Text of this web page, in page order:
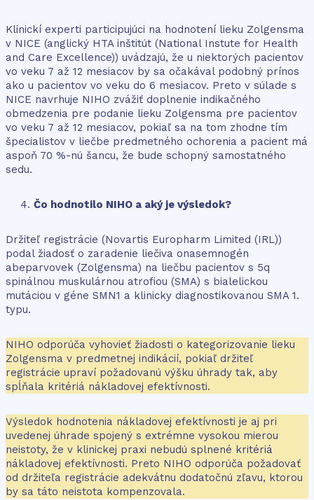
Klinickí experti participujúci na hodnotení lieku Zolgensma
v NICE (anglický HTA inštitút (National Instute for Health
and Care Excellence)) uvádzajú, že u niektorých pacientov
vo veku 7 až 12 mesiacov by sa očakával podobný prínos
ako u pacientov vo veku do 6 mesiacov. Preto v súlade s
NICE navrhuje NIHO zvážiť doplnenie indikačného
obmedzenia pre podanie lieku Zolgensma pre pacientov
vo veku 7 až 12 mesiacov, pokiaľ sa na tom zhodne tím
špecialistov v liečbe predmetného ochorenia a pacient má
aspoň 70 %-nú šancu, že bude schopný samostatného
sedu.
Čo hodnotilo NIHO a aký je výsledok?
Držiteľ registrácie (Novartis Europharm Limited (IRL))
podal žiadosť o zaradenie liečiva onasemnogén
abeparvovek (Zolgensma) na liečbu pacientov s 5q
spinálnou muskulárnou atrofiou (SMA) s bialelickou
mutáciou v géne SMN1 a klinicky diagnostikovanou SMA 1.
typu.
NIHO odporúča vyhovieť žiadosti o kategorizovanie lieku
Zolgensma v predmetnej indikácií, pokiaľ držiteľ
registrácie upraví požadovanú výšku úhrady tak, aby
spĺňala kritériá nákladovej efektívnosti.
Výsledok hodnotenia nákladovej efektívnosti je aj pri
uvedenej úhrade spojený s extrémne vysokou mierou
neistoty, že v klinickej praxi nebudú splnené kritériá
nákladovej efektívnosti. Preto NIHO odporúča požadovať
od držiteľa registrácie adekvátnu dodatočnú zľavu, ktorou
by sa táto neistota kompenzovala.